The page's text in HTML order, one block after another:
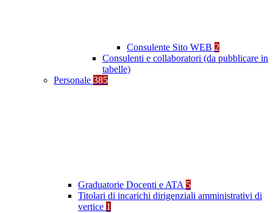
Consulente Sito WEB 2
Consulenti e collaboratori (da pubblicare in
tabelle)
Personale 385
Graduatorie Docenti e ATA 5
Titolari di incarichi dirigenziali amministrativi di
vertice 1